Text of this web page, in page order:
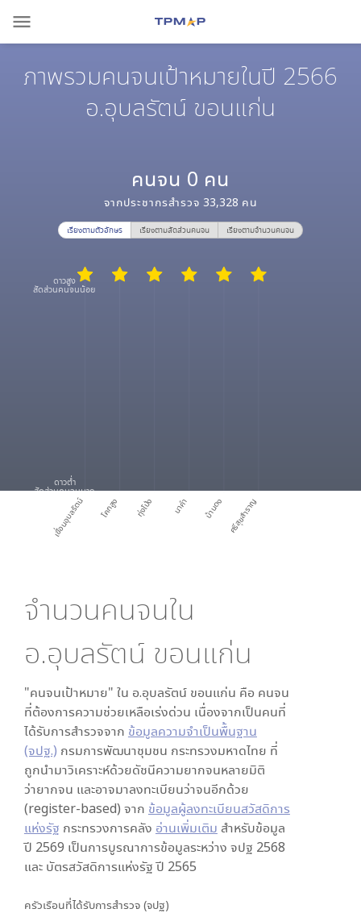
menu
ภาพรวมคนจนเป้าหมายในปี 2566
อ.อุบลรัตน์ ขอนแก่น
คนจน 0 คน
จากประชากรสำรวจ 33,328 คน
เรียงตามตัวอักษร เรียงตามสัดส่วนคนจน เรียงตามจำนวนคนจน
เขื่อนอุบลรัตน์ โคกสูง ทุ่งโป่ง นาคำ บ้านดง ศรีสุขสำราญ
ดาวสูง
สัดส่วนคนจนน้อย
ดาวต่ำ
สัดส่วนคนจนมาก
จำนวนคนจนใน
อ.อุบลรัตน์ ขอนแก่น
"คนจนเป้าหมาย" ใน อ.อุบลรัตน์ ขอนแก่น คือ คนจน
ที่ต้องการความช่วยเหลือเร่งด่วน เนื่องจากเป็นคนที่
ได้รับการสำรวจจาก ข้อมูลความจำเป็นพื้นฐาน
(จปฐ.) กรมการพัฒนาชุมชน กระทรวงมหาดไทย ที่
ถูกนำมาวิเคราะห์ด้วยดัชนีความยากจนหลายมิติ
ว่ายากจน และอาจมาลงทะเบียนว่าจนอีกด้วย
(register-based) จาก ข้อมูลผู้ลงทะเบียนสวัสดิการ
แห่งรัฐ กระทรวงการคลัง อ่านเพิ่มเติม สำหรับข้อมูล
ปี 2569 เป็นการบูรณาการข้อมูลระหว่าง จปฐ 2568
และ บัตรสวัสดิการแห่งรัฐ ปี 2565
ครัวเรือนที่ได้รับการสำรวจ (จปฐ)